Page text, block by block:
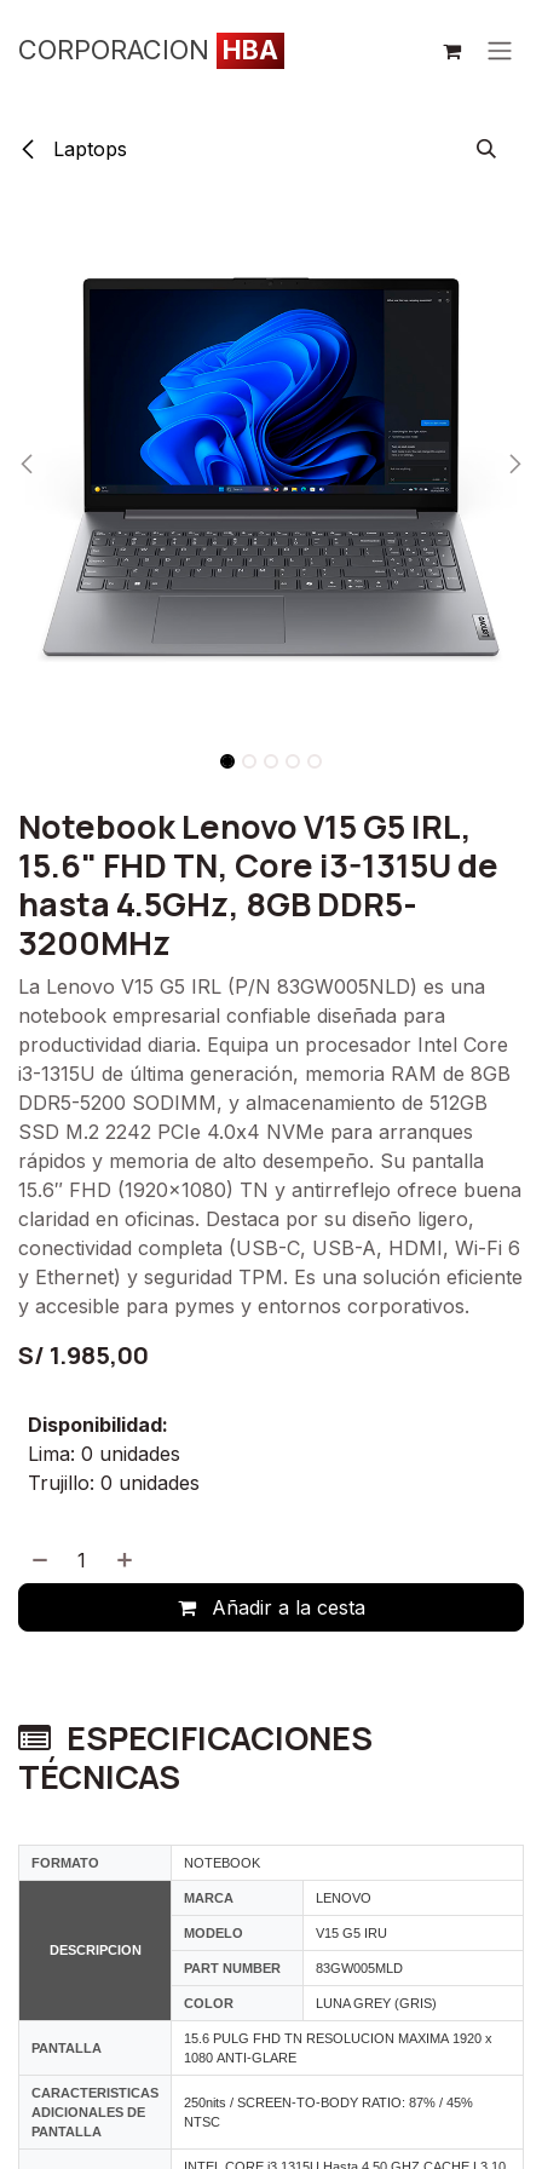
CORPORACION HBA
Laptops
Notebook Lenovo V15 G5 IRL,
15.6" FHD TN, Core i3-1315U de
hasta 4.5GHz, 8GB DDR5-
3200MHz
La Lenovo V15 G5 IRL (P/N 83GW005NLD) es una
notebook empresarial confiable diseñada para
productividad diaria. Equipa un procesador Intel Core
i3-1315U de última generación, memoria RAM de 8GB
DDR5-5200 SODIMM, y almacenamiento de 512GB
SSD M.2 2242 PCIe 4.0x4 NVMe para arranques
rápidos y memoria de alto desempeño. Su pantalla
15.6″ FHD (1920x1080) TN y antirreflejo ofrece buena
claridad en oficinas. Destaca por su diseño ligero,
conectividad completa (USB-C, USB-A, HDMI, Wi-Fi 6
y Ethernet) y seguridad TPM. Es una solución eficiente
y accesible para pymes y entornos corporativos.
S/ 1.985,00
Disponibilidad:
Lima: 0 unidades
Trujillo: 0 unidades
Añadir a la cesta
ESPECIFICACIONES
TÉCNICAS
FORMATO NOTEBOOK
DESCRIPCION
MARCA LENOVO
MODELO V15 G5 IRU
PART NUMBER 83GW005MLD
COLOR LUNA GREY (GRIS)
PANTALLA
15.6 PULG FHD TN RESOLUCION MAXIMA 1920 x
1080 ANTI-GLARE
CARACTERISTICAS
ADICIONALES DE
PANTALLA
250nits / SCREEN-TO-BODY RATIO: 87% / 45%
NTSC